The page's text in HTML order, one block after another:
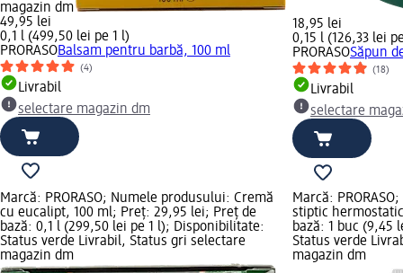
magazin dm
49,95 lei
0,1 l (499,50 lei pe 1 l)
PRORASOBalsam pentru barbă, 100 ml
(4)
Livrabil
selectare magazin dm
18,95 lei
0,15 l (126,33 lei
PRORASOSăpun
(18)
Livrabil
selectare
Marcă: PRORASO; Numele produsului: Cremă
cu eucalipt, 100 ml; Preț: 29,95 lei; Preț de
bază: 0,1 l (299,50 lei pe 1 l); Disponibilitate:
Status verde Livrabil, Status gri selectare
magazin dm
Marcă:
stiptic
bază: 1 buc (9,45
Status verde
magazin dm